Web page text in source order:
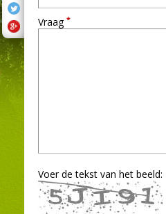
Vraag *
Voer de tekst van het beeld: